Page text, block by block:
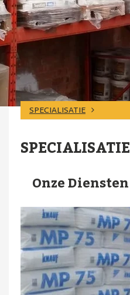
SPECIALISATIE
SPECIALISATIE
Onze Diensten